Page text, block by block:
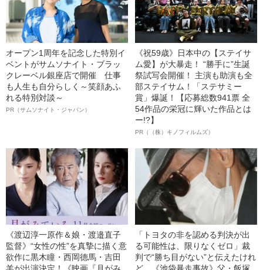
オープン1周年を記念した特別イ
ベントがサムソナイト・ブラッ
クレーベル銀座店で開催 仕事
も人生も自分らしく～笑顔あふ
れる特別対談～
PR（サムソナイト・ジャパン）
《祝59歳》日本中の【ステイサ
ム愛】が大暴走！ “勝手に”生誕
祭試写会開催！ 主演も助演も全
部ステイサム！「ステサミー
賞」爆誕！【応募総数941票 全
54作品の栄冠に輝いた作品とは
ー!?】
PR（（株）キノフィルムズ）
《渡辺淳一原作＆娘・渡邉直子
監督》“女性の性”を真摯に描く意
欲作に黒木瞳・西岡德馬・吉田
羊が出演決定！《映画『月がみ
「トヨタの非を認める判決が出
る可能性は、限りなくゼロ」裁
判で“勝ち目がない”と伝えたけれ
ど…《池袋暴走事故》父・飯塚